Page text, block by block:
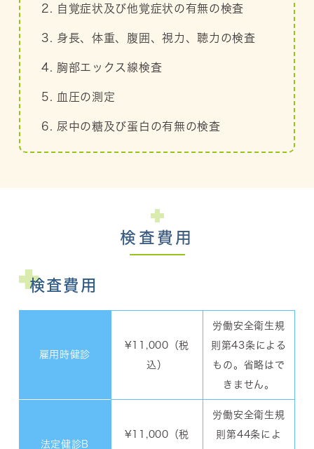
2. 自覚症状及び他覚症状の有無の検査
3. 身長、体重、腹囲、視力、聴力の検査
4. 胸部エックス線検査
5. 血圧の測定
6. 尿中の糖及び蛋白の有無の検査
検査費用
検査費用
雇用時健診
¥11,000（税
込）
労働安全衛生規
則第43条による
もの。 省略はで
きません。
法定健診B
¥11,000（税
労働安全衛生規
則第44条によ